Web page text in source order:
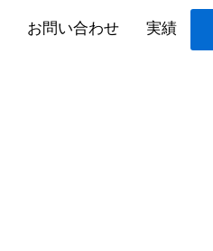
お問い合わせ 実績